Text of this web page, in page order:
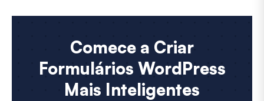
Comece a Criar
Formulários WordPress
Mais Inteligentes